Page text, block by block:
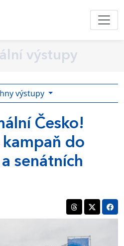
výstupy
výstupy
Česko!
kampaň do
senátních